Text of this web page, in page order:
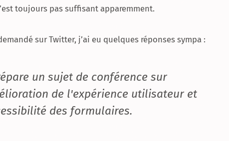
toujours pas suffisant apparemment.
sur Twitter, j’ai eu quelques réponses sympa :
un sujet de conférence sur
de l'expérience utilisateur et
des formulaires.